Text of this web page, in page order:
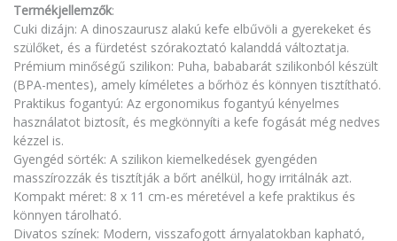
Termékjellemzők:
Cuki dizájn: A dinoszaurusz alakú kefe elbűvöli a gyerekeket és
szülőket, és a fürdetést szórakoztató kalanddá változtatja.
Prémium minőségű szilikon: Puha, bababarát szilikonból készült
(BPA-mentes), amely kíméletes a bőrhöz és könnyen tisztítható.
Praktikus fogantyú: Az ergonomikus fogantyú kényelmes
használatot biztosít, és megkönnyíti a kefe fogását még nedves
kézzel is.
Gyengéd sörték: A szilikon kiemelkedések gyengéden
masszírozzák és tisztítják a bőrt anélkül, hogy irritálnák azt.
Kompakt méret: 8 x 11 cm-es méretével a kefe praktikus és
könnyen tárolható.
Divatos színek: Modern, visszafogott árnyalatokban kapható,